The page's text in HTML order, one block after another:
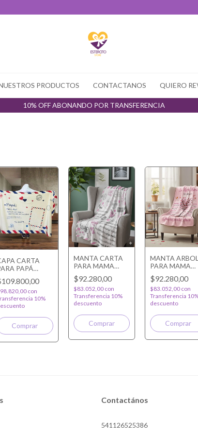
10% OFF ABONANDO POR TRANSFERENCIA
PRODUCTOS CONTACTANOS QUIERO
CARTA
PAPÁ
con
10%
MANTA CARTA
PARA MAMA
SILLON
$92.280,00
$83.052,00 con
Transferencia 10%
descuento
MANTA ARBOL
PARA MAMA
SILLON
$92.280,00
$83.052,00 con
Transferencia
descuento
Contactános
541126525386